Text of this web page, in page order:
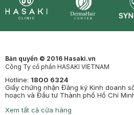
Bản quyền © 2016 Hasaki.vn
Công Ty cổ phần HASAKI VIETNAM
Hotline: 1800 6324
Giấy chứng nhận Đăng ký Kinh doanh
hoạch và Đầu tư Thành phố Hồ Chí
Xem tất cả cửa hàng